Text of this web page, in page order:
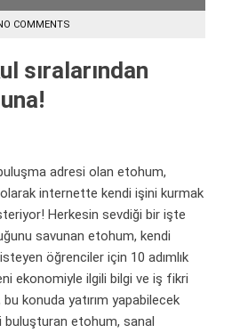
COMMENTS
sıralarından
adresi olan etohum,
internette kendi işini kurmak
Herkesin sevdiği bir işte
savunan etohum, kendi
öğrenciler için 10 adımlık
ekonomiyle ilgili bilgi ve iş fikri
konuda yatırım yapabilecek
etohum, sanal